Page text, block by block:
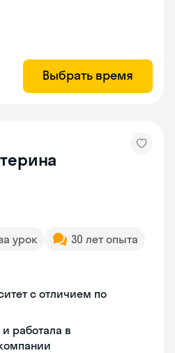
Выбрать время
урок
30 лет опыта
с отличием по
работала в